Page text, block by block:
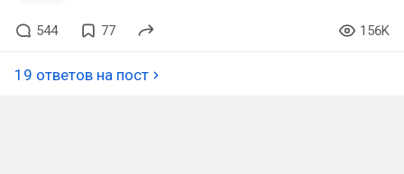
544 77 156K
19 ответов на пост